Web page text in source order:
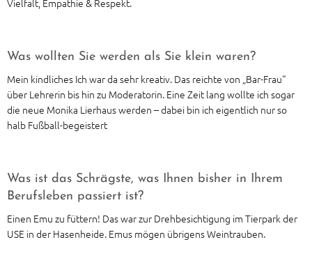
Vielfalt, Empathie & Respekt.
Was wollten Sie werden als Sie klein waren?
Mein kindliches Ich war da sehr kreativ. Das reichte von „Bar-Frau“
über Lehrerin bis hin zu Moderatorin. Eine Zeit lang wollte ich sogar
die neue Monika Lierhaus werden – dabei bin ich eigentlich nur so
halb Fußball-begeistert
Was ist das Schrägste, was Ihnen bisher in Ihrem
Berufsleben passiert ist?
Einen Emu zu füttern! Das war zur Drehbesichtigung im Tierpark der
USE in der Hasenheide. Emus mögen übrigens Weintrauben.